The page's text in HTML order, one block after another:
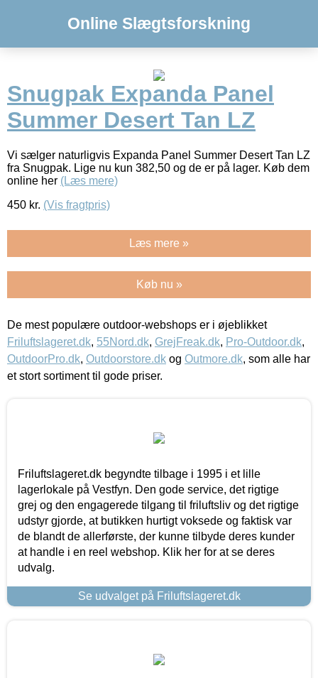
Online Slægtsforskning
Snugpak Expanda Panel
Summer Desert Tan LZ
Vi sælger naturligvis Expanda Panel Summer Desert Tan LZ
fra Snugpak. Lige nu kun 382,50 og de er på lager. Køb dem
online her (Læs mere)
450 kr. (Vis fragtpris)
Læs mere »
Køb nu »
De mest populære outdoor-webshops er i øjeblikket
Friluftslageret.dk, 55Nord.dk, GrejFreak.dk, Pro-Outdoor.dk,
OutdoorPro.dk, Outdoorstore.dk og Outmore.dk, som alle har
et stort sortiment til gode priser.
Friluftslageret.dk begyndte tilbage i 1995 i et lille
lagerlokale på Vestfyn. Den gode service, det rigtige
grej og den engagerede tilgang til friluftsliv og det rigtige
udstyr gjorde, at butikken hurtigt voksede og faktisk var
de blandt de allerførste, der kunne tilbyde deres kunder
at handle i en reel webshop. Klik her for at se deres
udvalg.
Se udvalget på Friluftslageret.dk